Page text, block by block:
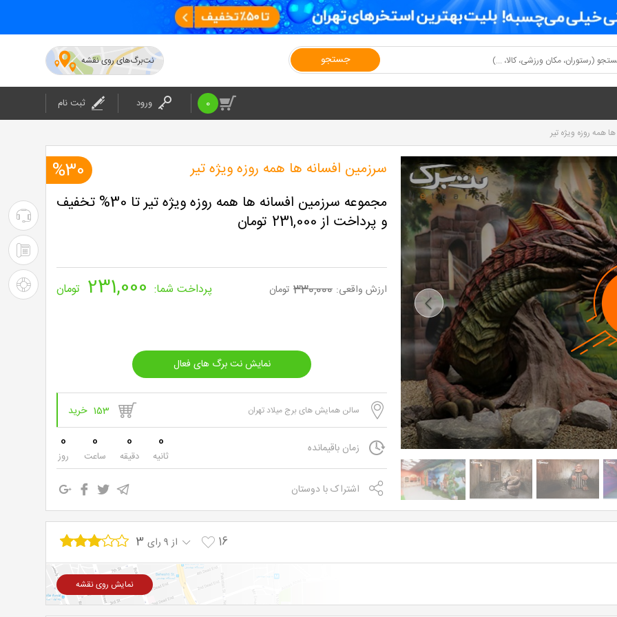
جستجو نت‌برگ‌های روی نقشه
0 ورود ثبت نام
همه روزه ویژه تیر
Previous
%30
سرزمین افسانه ها همه روزه ویژه تیر
مجموعه سرزمین افسانه ها همه روزه ویژه تیر تا 30% تخفیف
و پرداخت از 231,000 تومان
ارزش واقعی: 330,000 تومان پرداخت شما: 231,000 تومان
153 خرید سالن همایش های برج میلاد تهران
زمان باقیمانده 0
روز
0
ساعت
0
دقیقه
0
ثانیه
اشتراک با دوستان
16 از 9 رای 3
نمایش روی نقشه
۰۲۱-۴۲۰۲۴
:
پشتیبانی
۰۲۱-۴۲۰۲۴
: شرکت
راهنمای